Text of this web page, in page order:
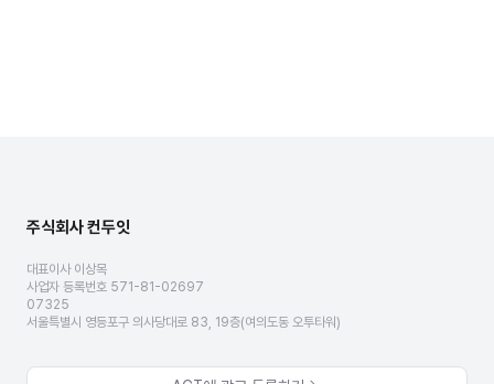
주식회사 컨두잇
대표이사 이상목
사업자 등록번호 571-81-02697
07325
서울특별시 영등포구 의사당대로 83, 19층(여의도동 오투타워)